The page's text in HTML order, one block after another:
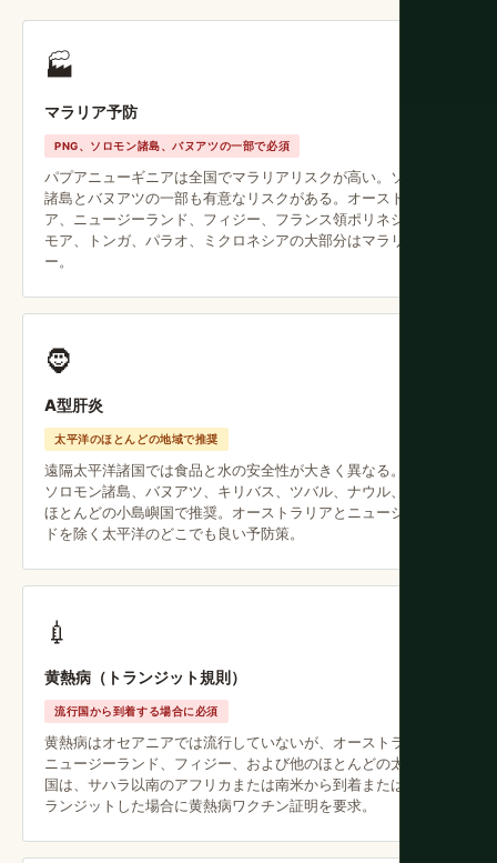
🏭
マラリア予防
PNG、ソロモン諸島、バヌアツの一部で必須
パプアニューギニアは全国でマラリアリスクが高い。ソロモン
諸島とバヌアツの一部も有意なリスクがある。オーストラリ
ア、ニュージーランド、フィジー、フランス領ポリネシア、サ
モア、トンガ、パラオ、ミクロネシアの大部分はマラリアフリ
ー。
🧔
A型肝炎
太平洋のほとんどの地域で推奨
遠隔太平洋諸国では食品と水の安全性が大きく異なる。PNG、
ソロモン諸島、バヌアツ、キリバス、ツバル、ナウル、および
ほとんどの小島嶼国で推奨。オーストラリアとニュージーラン
ドを除く太平洋のどこでも良い予防策。
💉
黄熱病（トランジット規則）
流行国から到着する場合に必須
黄熱病はオセアニアでは流行していないが、オーストラリア、
ニュージーランド、フィジー、および他のほとんどの太平洋諸
国は、サハラ以南のアフリカまたは南米から到着または最近ト
ランジットした場合に黄熱病ワクチン証明を要求。